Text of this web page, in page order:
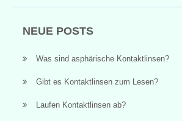
NEUE POSTS
Was sind asphärische Kontaktlinsen?
Gibt es Kontaktlinsen zum Lesen?
Laufen Kontaktlinsen ab?